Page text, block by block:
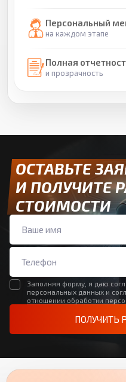
Персональный
на каждом этапе
Полная
и прозрачность
ОСТАВЬТЕ
И ПОЛУЧИТЕ
СТОИМОСТИ
Заполняя форму, я даю
персональных данных и
отношении обработки
ПОЛУЧИТЬ